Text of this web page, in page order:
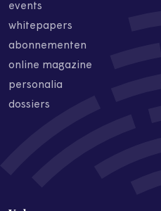
events
whitepapers
abonnementen
online magazine
personalia
dossiers